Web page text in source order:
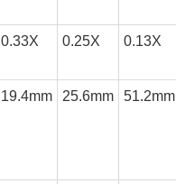
0.33X 0.25X 0.13X
19.4mm 25.6mm 51.2mm